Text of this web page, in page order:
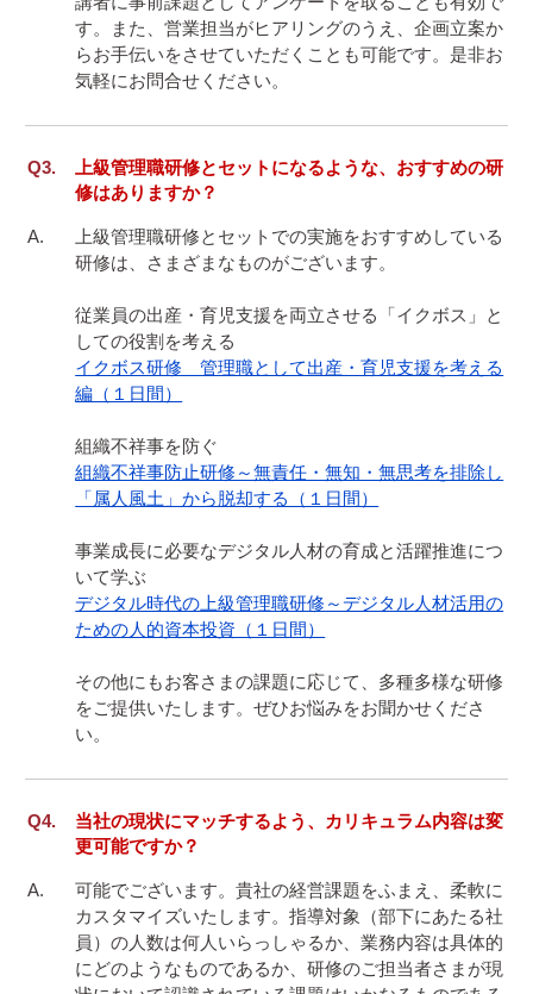
す。また、営業担当がヒアリングのうえ、企画立案か
らお手伝いをさせていただくことも可能です。是非お
気軽にお問合せください。
上級管理職研修とセットになるような、おすすめの研
修はありますか？
上級管理職研修とセットでの実施をおすすめしている
研修は、さまざまなものがございます。
従業員の出産・育児支援を両立させる「イクボス」と
イクボス研修　管理職として出産・育児支援を考える
編（１日間）
組織不祥事防止研修～無責任・無知・無思考を排除し
「属人風土」から脱却する（１日間）
事業成長に必要なデジタル人材の育成と活躍推進につ
デジタル時代の上級管理職研修～デジタル人材活用の
ための人的資本投資（１日間）
その他にもお客さまの課題に応じて、多種多様な研修
をご提供いたします。ぜひお悩みをお聞かせくださ
当社の現状にマッチするよう、カリキュラム内容は変
更可能ですか？
可能でございます。貴社の経営課題をふまえ、柔軟に
カスタマイズいたします。指導対象（部下にあたる社
員）の人数は何人いらっしゃるか、業務内容は具体的
にどのようなものであるか、研修のご担当者さまが現